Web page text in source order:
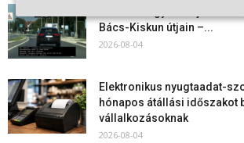
Több száz gyorshajtót és
Bács-Kiskun útjain –...
2026-08-04
Elektronikus nyugtaadat-
hónapos átállási időszakot
vállalkozásoknak
2026-08-04